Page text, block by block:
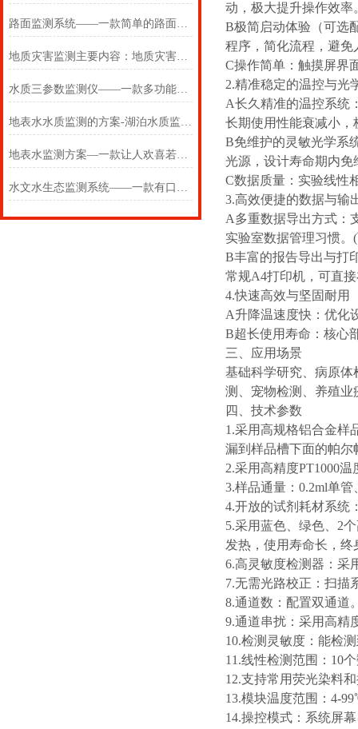
路面监测系统——一款简单的路面状况监测系统2025(万象推送)
地质灾害监测主要内容：地质灾害普适型监测预警解决方案
水质三参数监测仪——一款多功能的取水水质三参数2025(万象推送)
地表水水质监测的方案-湖泊水质监测方案#2023仪器仪表已更新
地表水监测方案—一款让人欢喜若狂的水平位移监测方案*2024（全国+包邮）
水文水生态监测系统——一款有口皆碑的多参数水质在线监测系统
动，极大提升操作效率
B极简启动体验（可选
程序，简化流程，避免
C操作简单：触摸屏界
2.精准稳定的温控与光
A长久精准的温控系统
长期使用性能衰减小
B免维护的灵敏光学系
光源，设计寿命期内
C数据质量：实验线性
3.高效便捷的数据与输
A多重数据导出方式：
实验室数据管理习惯。
B丰富的报告导出与打
常规A4打印机，可直
4.快速高效与坚固耐用
A升降温速度快：优化
B超长使用寿命：核心
三、应用场景
基础科学研究、病原
测、宠物检测、养殖业
四、技术参数
1.采用高规格铝合金样
漏到样品槽下面的帕
2.采用高精度PT1000
3.样品通量：0.2ml单管
4.开放的试剂耗材系统
5.采用蓝色、绿色、2
发热，使用寿命长，终
6.高灵敏度检测器：采
7.无需光路校正：扫描
8.通道数：配置双通道
9.通道串扰：采用高精
10.检测灵敏度：能检
11.线性检测范围：10
12.支持常用荧光染料
13.模块温度范围：4-
14.操控模式：系统屏